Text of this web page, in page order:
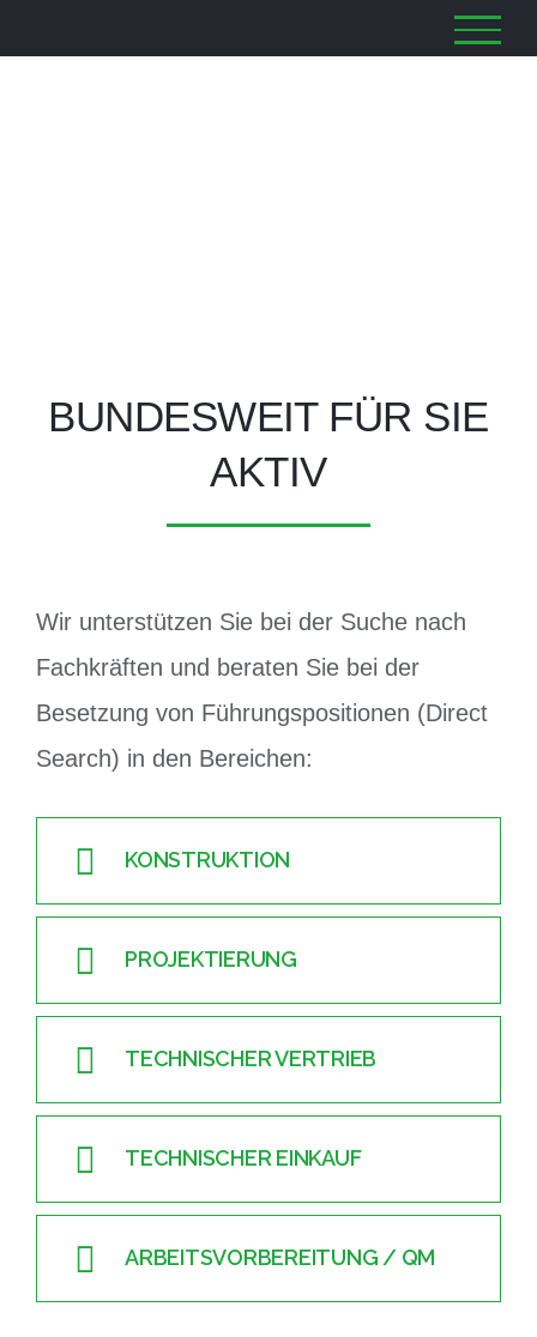
Inhalt
BUNDESWEIT FÜR SIE
AKTIV
Wir unterstützen Sie bei der Suche nach
Fachkräften und beraten Sie bei der
Besetzung von Führungspositionen (Direct
Search) in den Bereichen:
KONSTRUKTION
PROJEKTIERUNG
TECHNISCHER VERTRIEB
TECHNISCHER EINKAUF
ARBEITSVORBEREITUNG / QM